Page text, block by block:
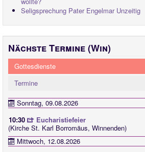
Seligsprechung Pater Engelmar Unzeitig
Nächste Termine (Win)
Gottesdienste
Termine
Sonntag, 09.08.2026
10:30
Eucharistiefeier
(Kirche St. Karl Borromäus, Winnenden)
Mittwoch, 12.08.2026